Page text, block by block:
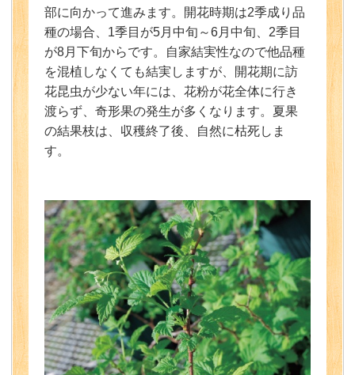
部に向かって進みます。開花時期は2季成り品
種の場合、1季目が5月中旬～6月中旬、2季目
が8月下旬からです。自家結実性なので他品種
を混植しなくても結実しますが、開花期に訪
花昆虫が少ない年には、花粉が花全体に行き
渡らず、奇形果の発生が多くなります。夏果
の結果枝は、収穫終了後、自然に枯死しま
す。